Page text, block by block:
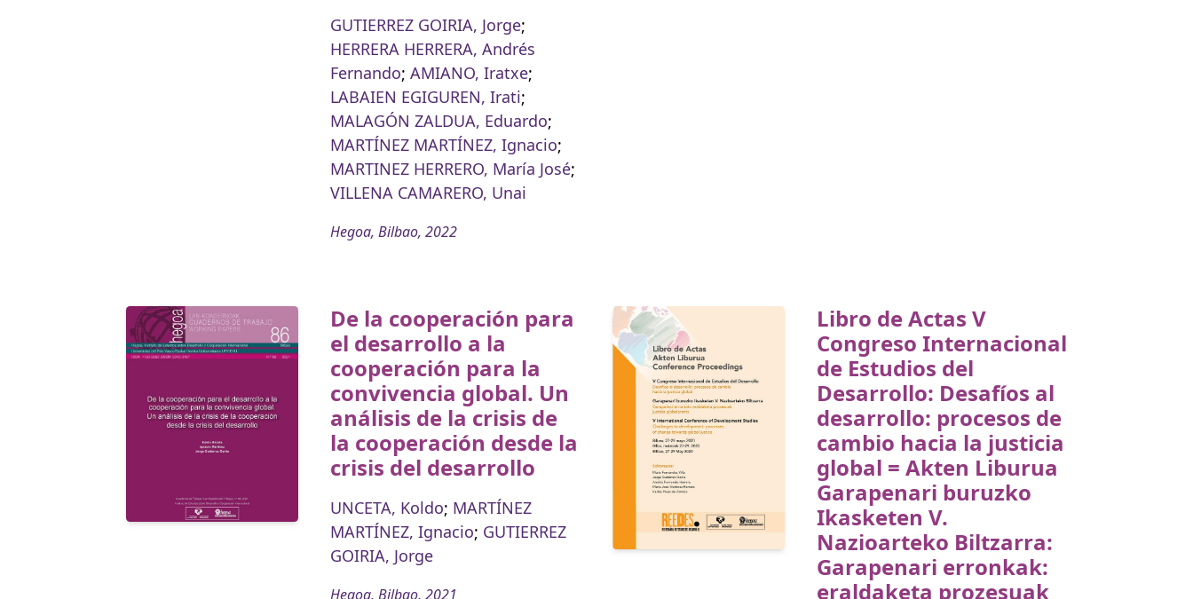
GUTIERREZ GOIRIA, Jorge;
HERRERA HERRERA, Andrés
Fernando; AMIANO, Iratxe;
LABAIEN EGIGUREN, Irati;
MALAGÓN ZALDUA, Eduardo;
MARTÍNEZ MARTÍNEZ, Ignacio;
MARTINEZ HERRERO, María José;
VILLENA CAMARERO, Unai
Hegoa, Bilbao, 2022
De la cooperación para
el desarrollo a la
cooperación para la
convivencia global. Un
análisis de la crisis de
la cooperación desde la
crisis del desarrollo
UNCETA, Koldo; MARTÍNEZ
MARTÍNEZ, Ignacio; GUTIERREZ
GOIRIA, Jorge
Hegoa, Bilbao, 2021
Libro de Actas V
Congreso Internacional
de Estudios del
Desarrollo: Desafíos al
desarrollo: procesos de
cambio hacia la justicia
global = Akten Liburua
Garapenari buruzko
Ikasketen V.
Nazioarteko Biltzarra:
Garapenari erronkak:
eraldaketa prozesuak